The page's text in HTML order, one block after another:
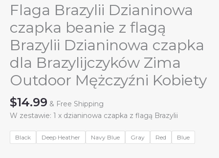
Flaga Brazylii Dzianinowa
czapka beanie z flagą
Brazylii Dzianinowa czapka
dla Brazylijczyków Zima
Outdoor Mężczyźni Kobiety
$14.99 & Free Shipping
W zestawie: 1 x dzianinowa czapka z flagą Brazylii
Black Deep Heather Navy Blue Gray Red Blue